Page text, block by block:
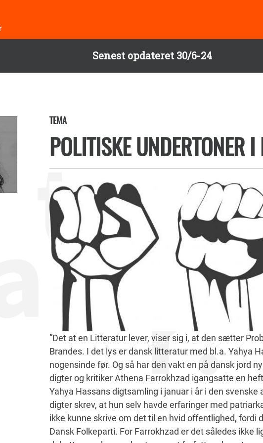
Senest opdateret 30/6-24
TEMA
POLITISKE UNDERTONER I
”Det at en Litteratur lever, viser sig i, at den sætter
Brandes. I det lys er dansk litteratur med bl.a. Yahya
nogensinde før. Og så har den vakt en på dansk jord
digter og kritiker Athena Farrokhzad igangsatte en
Yahya Hassans digtsamling i januar i år i den svenske
digter skrev, at hun selv havde erfaringer med
ikke kunne skrive om det til en hvid offentlighed, fordi
Dansk Folkeparti. For Farrokhzad er det således ikke